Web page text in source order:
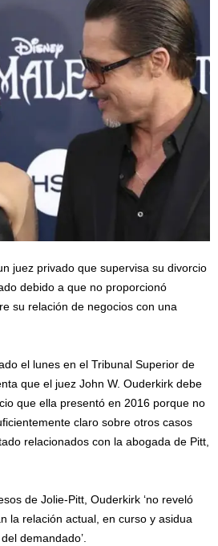
juez privado que supervisa su divorcio
debido a que no proporcionó
su relación de negocios con una
el lunes en el Tribunal Superior de
que el juez John W. Ouderkirk debe
que ella presentó en 2016 porque no
claro sobre otros casos
relacionados con la abogada de Pitt,
de Jolie-Pitt, Ouderkirk ‘no reveló
la relación actual, en curso y asidua
demandado’.